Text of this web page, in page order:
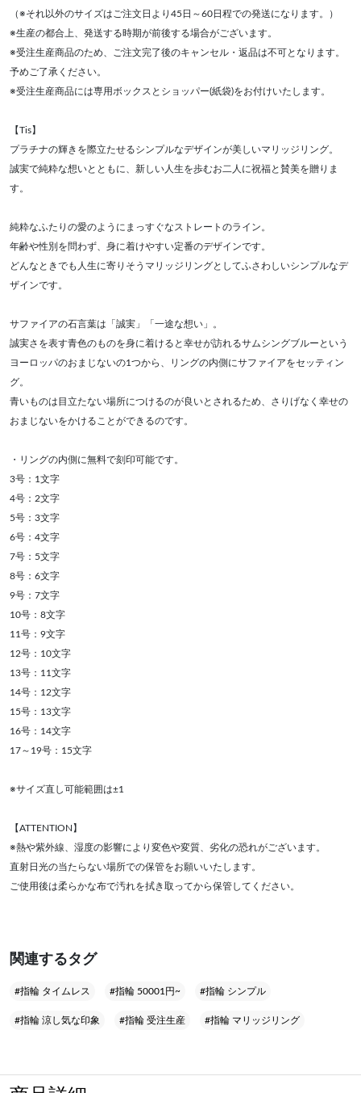
（※それ以外のサイズはご注文日より45日～60日程での発送になります。）
※生産の都合上、発送する時期が前後する場合がございます。
※受注生産商品のため、ご注文完了後のキャンセル・返品は不可となります。
予めご了承ください。
※受注生産商品には専用ボックスとショッパー(紙袋)をお付けいたします。
【Tis】
プラチナの輝きを際立たせるシンプルなデザインが美しいマリッジリング。
誠実で純粋な想いとともに、新しい人生を歩むお二人に祝福と賛美を贈りま
す。
純粋なふたりの愛のようにまっすぐなストレートのライン。
年齢や性別を問わず、身に着けやすい定番のデザインです。
どんなときでも人生に寄りそうマリッジリングとしてふさわしいシンプルなデ
ザインです。
サファイアの石言葉は「誠実」「一途な想い」。
誠実さを表す青色のものを身に着けると幸せが訪れるサムシングブルーという
ヨーロッパのおまじないの1つから、リングの内側にサファイアをセッティン
グ。
青いものは目立たない場所につけるのが良いとされるため、さりげなく幸せの
おまじないをかけることができるのです。
・リングの内側に無料で刻印可能です。
3号：1文字
4号：2文字
5号：3文字
6号：4文字
7号：5文字
8号：6文字
9号：7文字
10号：8文字
11号：9文字
12号：10文字
13号：11文字
14号：12文字
15号：13文字
16号：14文字
17～19号：15文字
※サイズ直し可能範囲は±1
【ATTENTION】
※熱や紫外線、湿度の影響により変色や変質、劣化の恐れがございます。
直射日光の当たらない場所での保管をお願いいたします。
ご使用後は柔らかな布で汚れを拭き取ってから保管してください。
関連するタグ
#指輪 タイムレス #指輪 50001円~ #指輪 シンプル
#指輪 涼し気な印象 #指輪 受注生産 #指輪 マリッジリング